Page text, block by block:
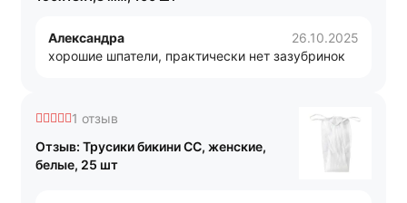
Александра
26.10.2025
хорошие шпатели, практически нет зазубринок
1 отзыв
Отзыв: Трусики бикини СС, женские,
белые, 25 шт